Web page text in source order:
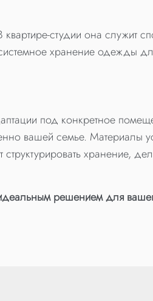
студии она служит
хранение одежды
под конкретное
вашей семье. Материалы
хранение,
идеальным решением для